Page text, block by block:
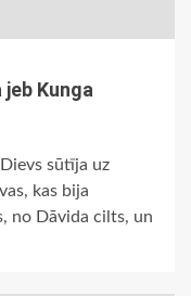
Kunga
sūtīja uz
kas bija
no Dāvida cilts, un